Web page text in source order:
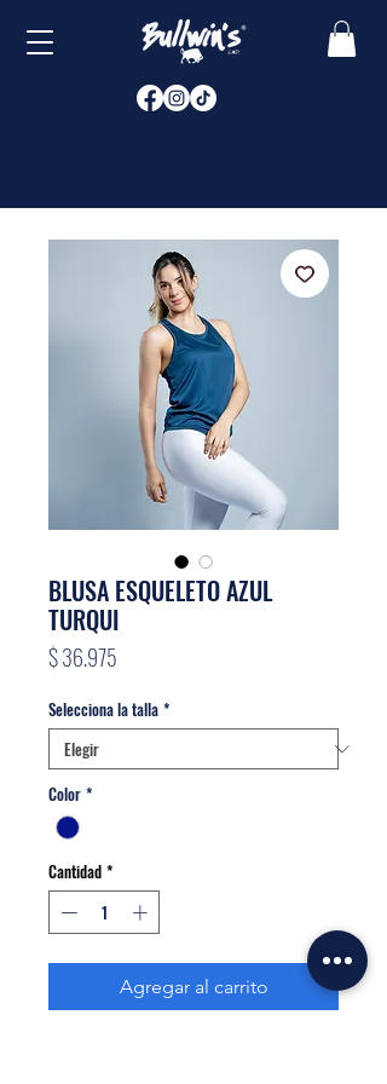
BLUSA ESQUELETO AZUL
TURQUI
$ 36.975
Selecciona la talla *
Color *
Cantidad *
Agregar al carrito